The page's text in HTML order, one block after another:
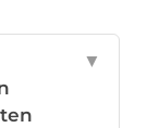
▼